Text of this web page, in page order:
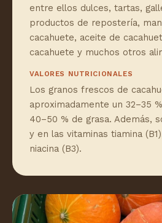
entre ellos dulces, tartas,
productos de repostería,
cacahuete, aceite de
cacahuete y muchos otros
VALORES NUTRICIONALES
Los granos frescos de
aproximadamente un 32–35
40–50 % de grasa. Además,
y en las vitaminas tiamina
niacina (B3).